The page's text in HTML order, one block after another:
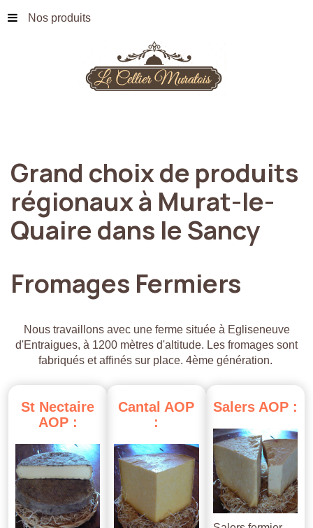
Nos produits
Grand choixde produits
régionauxà Murat-le-
Quairedans leSancy
Fromages Fermiers
Nous travaillons avec une ferme située à Egliseneuve
d'Entraigues, à 1200 mètres d'altitude. Les fromages sont
fabriqués et affinés sur place. 4ème génération.
St Nectaire
AOP :
Cantal AOP
:
Salers AOP :